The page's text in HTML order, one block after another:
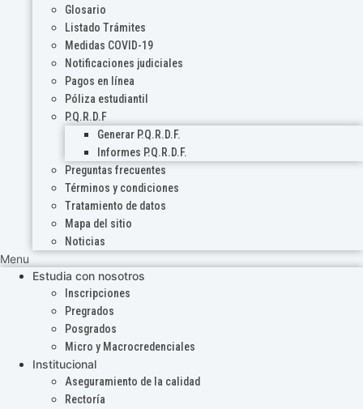
Glosario
Listado Trámites
Medidas COVID-19
Notificaciones judiciales
Pagos en línea
Póliza estudiantil
P.Q.R.D.F
Generar P.Q.R.D.F.
Informes P.Q.R.D.F.
Preguntas frecuentes
Términos y condiciones
Tratamiento de datos
Mapa del sitio
Noticias
Menu
Estudia con nosotros
Inscripciones
Pregrados
Posgrados
Micro y Macrocredenciales
Institucional
Aseguramiento de la calidad
Rectoría